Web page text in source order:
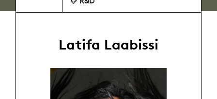
Latifa Laabissi